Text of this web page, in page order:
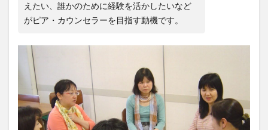
えたい、誰かのために経験を活かしたいなど
がピア・カウンセラーを目指す動機です。